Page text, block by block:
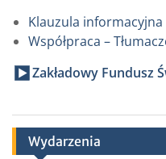
Klauzula informacyjna
Współpraca –
Zakładowy Fundusz
Wydarzenia